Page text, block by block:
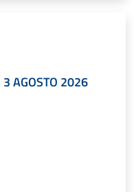
AGOSTO 2026